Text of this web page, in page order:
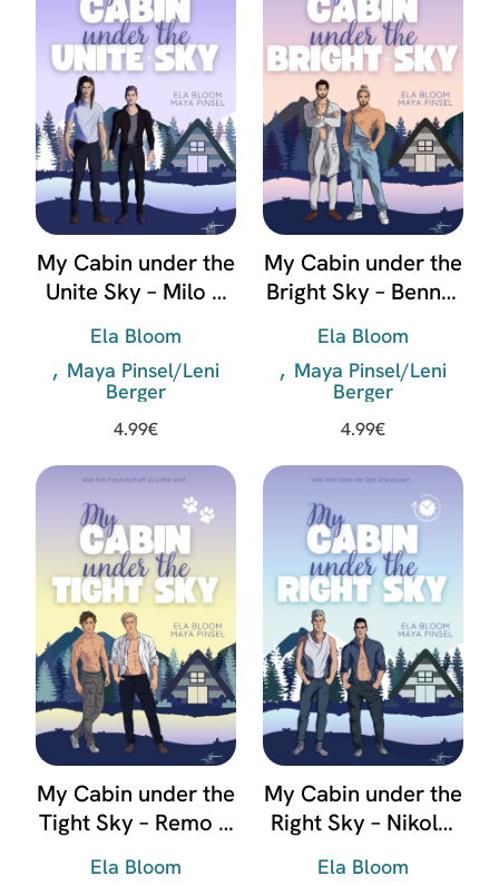
My Cabin under the
Unite Sky – Milo &
Ela Bloom
Maya Pinsel/Leni
Berger
4.99€
My Cabin under the
Bright Sky – Bennet
Ela Bloom
Maya Pinsel/Leni
Berger
4.99€
My Cabin under the
Tight Sky – Remo &
Ela Bloom
My Cabin under the
Right Sky – Nikolai
Ela Bloom